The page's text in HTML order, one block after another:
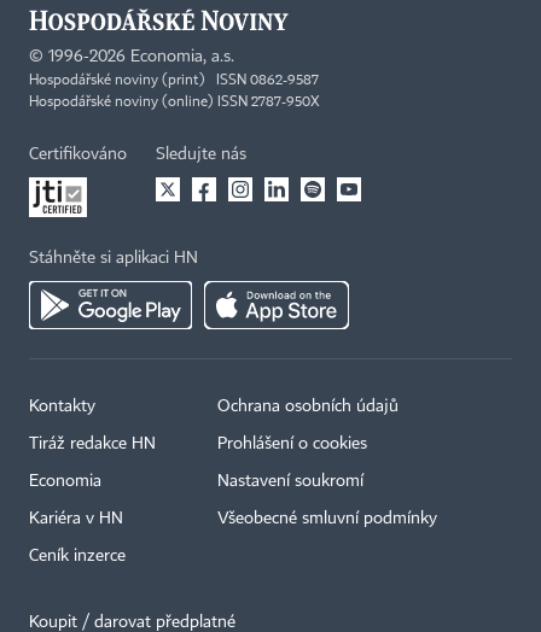
© 1996-2026 Economia, a.s.
Hospodářské noviny (print) ISSN 0862-9587
Hospodářské noviny (online) ISSN 2787-950X
Certifikováno Sledujte nás
Stáhněte si aplikaci HN
Kontakty
Tiráž redakce HN
Economia
Kariéra v HN
Ceník inzerce
Ochrana osobních údajů
Prohlášení o cookies
Nastavení soukromí
Všeobecné smluvní podmínky
Koupit / darovat předplatné